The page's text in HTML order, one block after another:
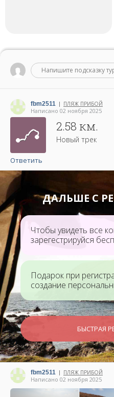
Напишите подсказку
fbm2511 | ПЛЯЖ ПРИБОЙ
Написано 02 ноября 2025
2.58 км.
Новый трек
Ответить
ДАЛЬШЕ С
Чтобы увидеть все
зарегестрируйся
Подарок при
создание
БЫСТРАЯ
fbm2511 | ПЛЯЖ ПРИБОЙ
Написано 02 ноября 2025